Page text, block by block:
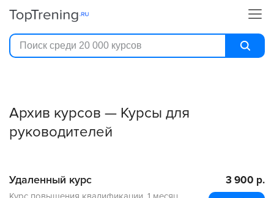
Архив курсов — Курсы для
руководителей
Удаленный курс 3 900 р.